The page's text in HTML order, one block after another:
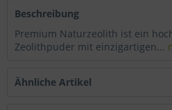
Beschreibung
Premium Naturzeolith ist ein
Zeolithpuder mit einzigartigen...
Ähnliche Artikel